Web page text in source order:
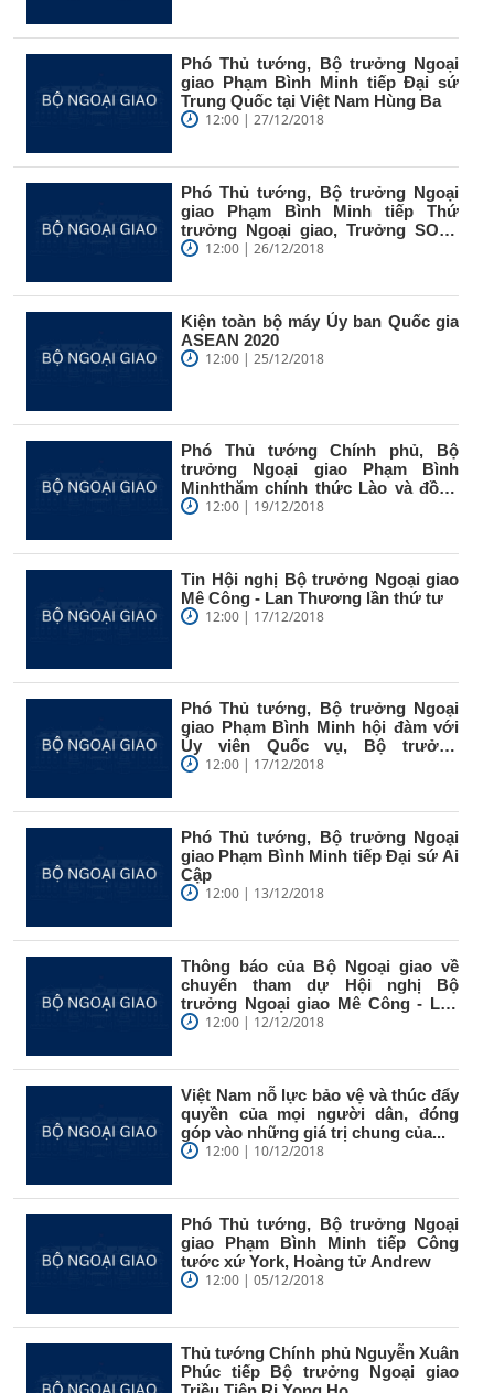
Phó Thủ tướng, Bộ trưởng Ngoại
giao Phạm Bình Minh tiếp Đại sứ
Trung Quốc tại Việt Nam Hùng Ba
12:00 | 27/12/2018
Phó Thủ tướng, Bộ trưởng Ngoại
giao Phạm Bình Minh tiếp Thứ
trưởng Ngoại giao, Trưởng SOM-
ASEAN...
12:00 | 26/12/2018
Kiện toàn bộ máy Ủy ban Quốc gia
ASEAN 2020
12:00 | 25/12/2018
Phó Thủ tướng Chính phủ, Bộ
trưởng Ngoại giao Phạm Bình
Minhthăm chính thức Lào và đồng
chủ trì...
12:00 | 19/12/2018
Tin Hội nghị Bộ trưởng Ngoại giao
Mê Công - Lan Thương lần thứ tư
12:00 | 17/12/2018
Phó Thủ tướng, Bộ trưởng Ngoại
giao Phạm Bình Minh hội đàm với
Ủy viên Quốc vụ, Bộ trưởng
Ngoại...
12:00 | 17/12/2018
Phó Thủ tướng, Bộ trưởng Ngoại
giao Phạm Bình Minh tiếp Đại sứ Ai
Cập
12:00 | 13/12/2018
Thông báo của Bộ Ngoại giao về
chuyến tham dự Hội nghị Bộ
trưởng Ngoại giao Mê Công - Lan
Thương...
12:00 | 12/12/2018
Việt Nam nỗ lực bảo vệ và thúc đẩy
quyền của mọi người dân, đóng
góp vào những giá trị chung của...
12:00 | 10/12/2018
Phó Thủ tướng, Bộ trưởng Ngoại
giao Phạm Bình Minh tiếp Công
tước xứ York, Hoàng tử Andrew
12:00 | 05/12/2018
Thủ tướng Chính phủ Nguyễn Xuân
Phúc tiếp Bộ trưởng Ngoại giao